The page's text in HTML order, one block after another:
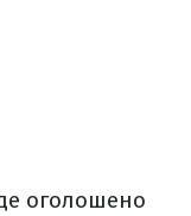
оголошено